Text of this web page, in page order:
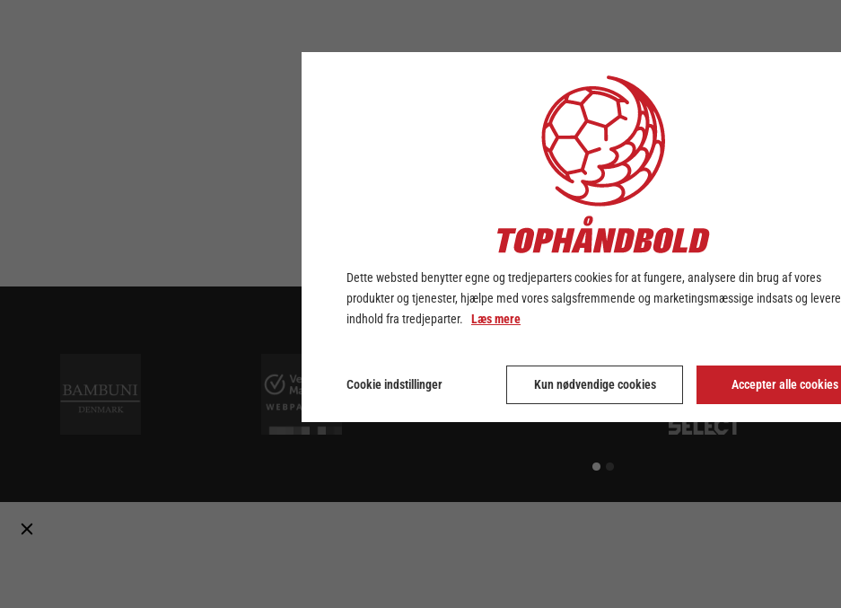
Dette websted benytter egne og tredjeparters cookies for at fungere, analysere din brug af vores
produkter og tjenester, hjælpe med vores salgsfremmende og marketingsmæssige indsats og levere
indhold fra tredjeparter. Læs mere
Cookie indstillinger Kun nødvendige cookies Accepter alle cookies